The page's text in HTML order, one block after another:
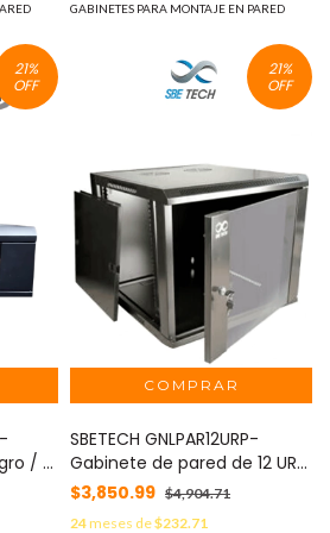
40 cm #SXNDESCUENTO
GABINETES PARA MONTAJE EN PARED
21%
OFF
/ 4
/
21%
OFF
SBETECH GNLPAR12URP-
Gabinete de pared de 12 UR
con capacidad de carga de
60 Kg, dimensiones
$3,850.99 $4,904.71
24meses de$232.71